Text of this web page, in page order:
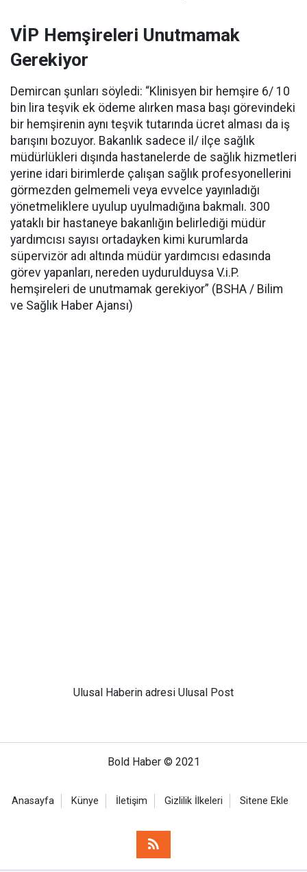
VİP Hemşireleri Unutmamak
Gerekiyor
Demircan şunları söyledi: “Klinisyen bir hemşire 6/ 10
bin lira teşvik ek ödeme alırken masa başı görevindeki
bir hemşirenin aynı teşvik tutarında ücret alması da iş
barışını bozuyor. Bakanlık sadece il/ ilçe sağlık
müdürlükleri dışında hastanelerde de sağlık hizmetleri
yerine idari birimlerde çalışan sağlık profesyonellerini
görmezden gelmemeli veya evvelce yayınladığı
yönetmeliklere uyulup uyulmadığına bakmalı. 300
yataklı bir hastaneye bakanlığın belirlediği müdür
yardımcısı sayısı ortadayken kimi kurumlarda
süpervizör adı altında müdür yardımcısı edasında
görev yapanları, nereden uydurulduysa V.i.P.
hemşireleri de unutmamak gerekiyor” (BSHA / Bilim
ve Sağlık Haber Ajansı)
Ulusal Haberin adresi Ulusal Post
Bold Haber © 2021
Anasayfa Künye İletişim Gizlilik İlkeleri Sitene Ekle